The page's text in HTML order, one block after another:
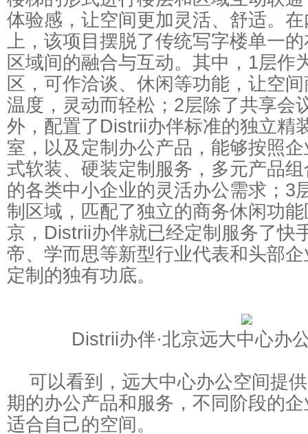
体验感，让空间更加灵活、舒适。
上，该项目摆脱了传统写字楼单一
区域间的融合与互动。其中，1层作
区，可作洽谈、休闲等功能，让空
温度，灵动而轻松；2层除了共享会
外，配置了Distrii办伴标准的独立精
室，以及定制办公产品，能够按照
式软装、硬装定制服务，多元产品
的各类中小企业的灵活办公需求；3
制区域，匹配了独立的商务休闲功
京，Distrii办伴就已经定制服务了快
帝、学而思等新型行业代表和头部
定制的独有功底。
Distrii办伴·北京远大中心办
可以看到，远大中心办公空间提
期的办公产品和服务，不同阶段的
适合自己的空间。